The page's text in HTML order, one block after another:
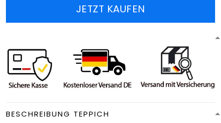
JETZT KAUFEN
BESCHREIBUNG TEPPICH